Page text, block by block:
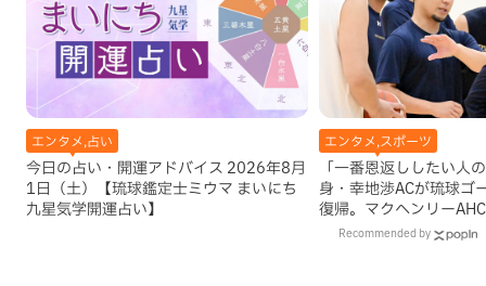
エンタメ,占い
今日の占い・開運アドバイス 2026年8月
1日（土）【琉球鑑定士ミウマ まいにち
九星気学開運占い】
エンタメ,スポーツ
「一番恩返ししたい人
身・幸地渉ACが琉球ゴ
復帰。マクヘンリー
理由Recommended by